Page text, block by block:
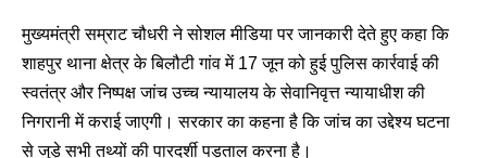
मुख्यमंत्री सम्राट चौधरी ने सोशल मीडिया पर जानकारी देते हुए कहा कि
शाहपुर थाना क्षेत्र के बिलौटी गांव में 17 जून को हुई पुलिस कार्रवाई की
स्वतंत्र और निष्पक्ष जांच उच्च न्यायालय के सेवानिवृत्त न्यायाधीश की
निगरानी में कराई जाएगी। सरकार का कहना है कि जांच का उद्देश्य घटना
से जुड़े सभी तथ्यों की पारदर्शी पड़ताल करना है।